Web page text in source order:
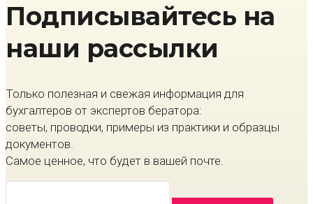
Подписывайтесь на
наши рассылки
Только полезная и свежая информация для
бухгалтеров от экспертов бератора:
советы, проводки, примеры из практики и образцы
документов.
Самое ценное, что будет в вашей почте.